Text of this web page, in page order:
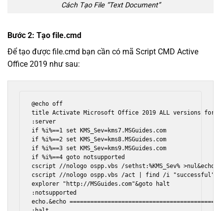
Cách Tạo File “Text Document”
Bước 2: Tạo file.cmd
Để tạo được file.cmd bạn cần có mã Script CMD Active
Office 2019 như sau:
@echo off
title Activate Microsoft Office 2019 ALL versions for
:server
if %i%==1 set KMS_Sev=kms7.MSGuides.com
if %i%==2 set KMS_Sev=kms8.MSGuides.com
if %i%==3 set KMS_Sev=kms9.MSGuides.com
if %i%==4 goto notsupported
cscript //nologo ospp.vbs /sethst:%KMS_Sev% >nul&echo
cscript //nologo ospp.vbs /act | find /i "successful" &&
explorer "http://MSGuides.com"&goto halt
:notsupported
echo.&echo